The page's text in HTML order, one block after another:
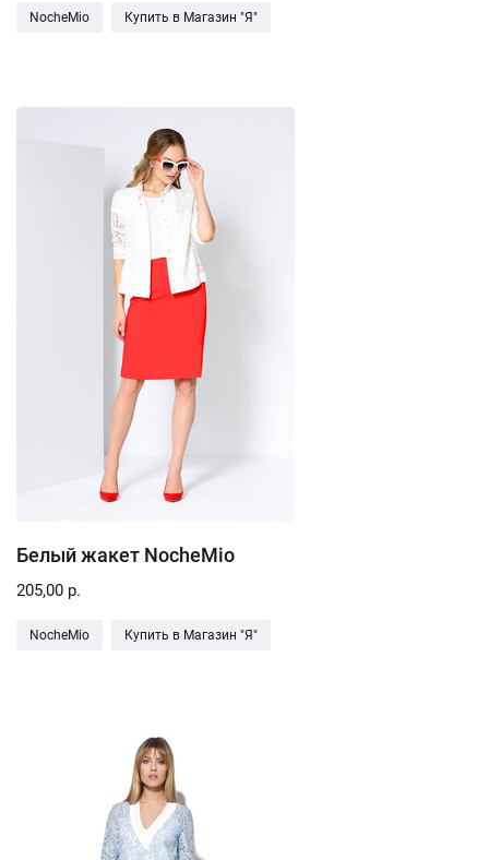
NocheMio Купить в Магазин "Я"
Белый жакет NocheMio
205,00 р.
NocheMio Купить в Магазин "Я"